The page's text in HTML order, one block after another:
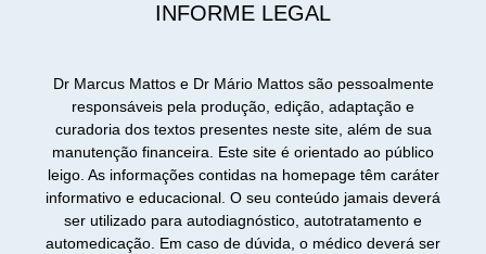
INFORME LEGAL
Dr Marcus Mattos e Dr Mário Mattos são pessoalmente
responsáveis pela produção, edição, adaptação e
curadoria dos textos presentes neste site, além de sua
manutenção financeira. Este site é orientado ao público
leigo. As informações contidas na homepage têm caráter
informativo e educacional. O seu conteúdo jamais deverá
ser utilizado para autodiagnóstico, autotratamento e
automedicação. Em caso de dúvida, o médico deverá ser